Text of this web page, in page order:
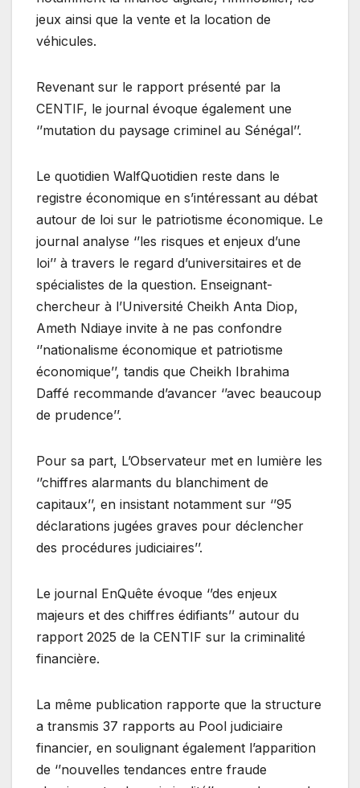
jeux ainsi que la vente et la location de
véhicules.
Revenant sur le rapport présenté par la
CENTIF, le journal évoque également une
‘’mutation du paysage criminel au Sénégal’’.
Le quotidien WalfQuotidien reste dans le
registre économique en s’intéressant au débat
autour de loi sur le patriotisme économique. Le
journal analyse ‘’les risques et enjeux d’une
loi’’ à travers le regard d’universitaires et de
spécialistes de la question. Enseignant-
chercheur à l’Université Cheikh Anta Diop,
Ameth Ndiaye invite à ne pas confondre
‘’nationalisme économique et patriotisme
économique’’, tandis que Cheikh Ibrahima
Daffé recommande d’avancer ‘’avec beaucoup
de prudence’’.
Pour sa part, L’Observateur met en lumière les
‘’chiffres alarmants du blanchiment de
capitaux’’, en insistant notamment sur ‘’95
déclarations jugées graves pour déclencher
des procédures judiciaires’’.
Le journal EnQuête évoque ‘’des enjeux
majeurs et des chiffres édifiants’’ autour du
rapport 2025 de la CENTIF sur la criminalité
financière.
La même publication rapporte que la structure
a transmis 37 rapports au Pool judiciaire
financier, en soulignant également l’apparition
de ‘’nouvelles tendances entre fraude